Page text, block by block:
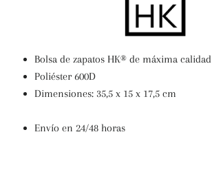
Bolsa de zapatos HK® de máxima calidad
Poliéster 600D
Dimensiones: 35,5 x 15 x 17,5 cm
Envío en 24/48 horas